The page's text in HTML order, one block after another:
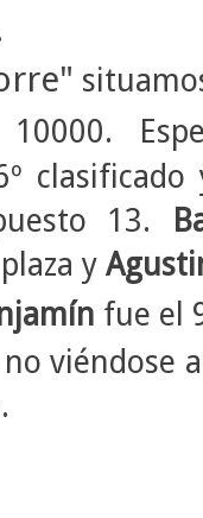
13.
y
fue el
viéndose